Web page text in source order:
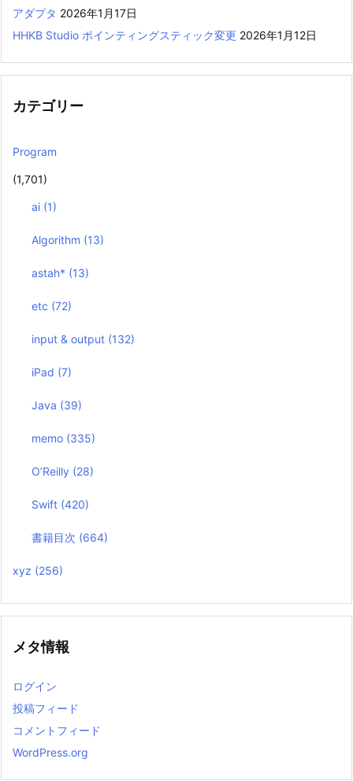
アダプタ 2026年1月17日
HHKB Studio ポインティングスティック変更 2026年1月12日
カテゴリー
Program
(1,701)
ai (1)
Algorithm (13)
astah* (13)
etc (72)
input & output (132)
iPad (7)
Java (39)
memo (335)
O’Reilly (28)
Swift (420)
書籍目次 (664)
xyz (256)
メタ情報
ログイン
投稿フィード
コメントフィード
WordPress.org